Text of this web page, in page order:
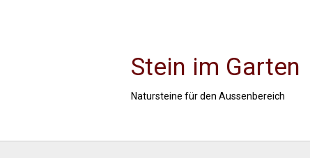
Stein im Garten
Natursteine für den Aussenbereich